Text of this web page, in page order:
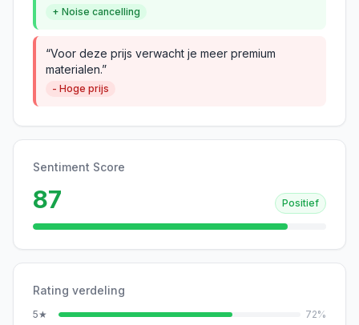
+ Noise cancelling
“Voor deze prijs verwacht je meer premium
materialen.”
- Hoge prijs
Sentiment Score
87 Positief
Rating verdeling
5★ 72%